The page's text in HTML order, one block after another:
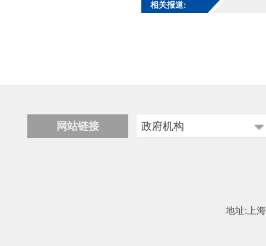
相关报道:
网站链接
政府机构
地址:上